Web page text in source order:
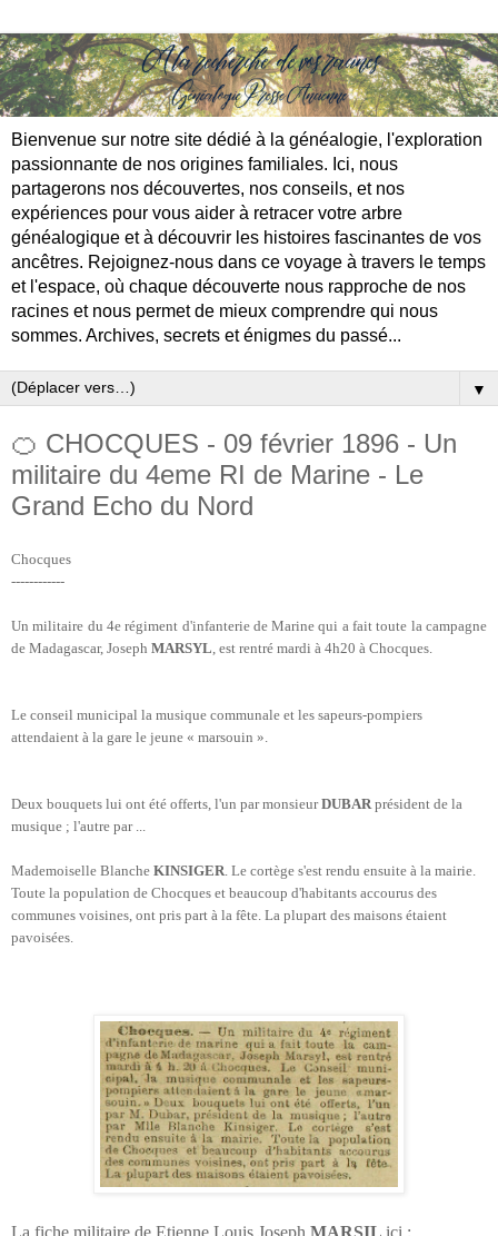
Bienvenue sur notre site dédié à la généalogie, l'exploration
passionnante de nos origines familiales. Ici, nous
partagerons nos découvertes, nos conseils, et nos
expériences pour vous aider à retracer votre arbre
généalogique et à découvrir les histoires fascinantes de vos
ancêtres. Rejoignez-nous dans ce voyage à travers le temps
et l'espace, où chaque découverte nous rapproche de nos
racines et nous permet de mieux comprendre qui nous
sommes. Archives, secrets et énigmes du passé...
▼
🍊 CHOCQUES - 09 février 1896 - Un
militaire du 4eme RI de Marine - Le
Grand Echo du Nord
Chocques
------------
Un militaire du 4e régiment d'infanterie de Marine qui a fait toute la campagne
de Madagascar, Joseph MARSYL, est rentré mardi à 4h20 à Chocques.
Le conseil municipal la musique communale et les sapeurs-pompiers
attendaient à la gare le jeune « marsouin ».
Deux bouquets lui ont été offerts, l'un par monsieurDUBARprésident de la
musique ; l'autre par ...
Mademoiselle Blanche KINSIGER. Le cortège s'est rendu ensuite à la mairie.
Toute la population de Chocques et beaucoup d'habitants accourus des
communes voisines, ont pris part à la fête. La plupart des maisons étaient
pavoisées.